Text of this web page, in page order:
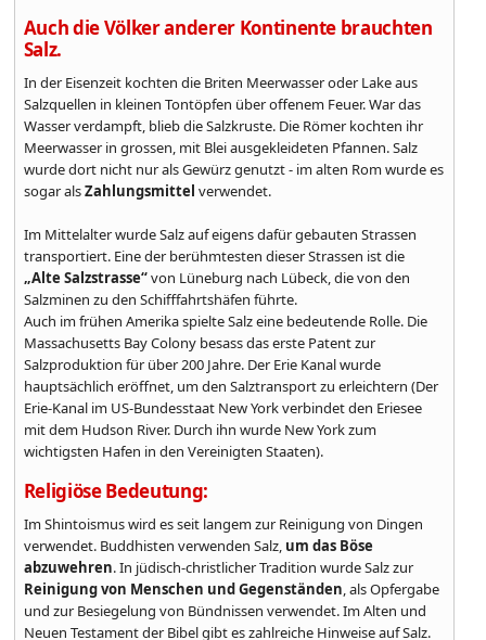
Auch die Völker anderer Kontinente brauchten
Salz.
In der Eisenzeit kochten die Briten Meerwasser oder Lake aus
Salzquellen in kleinen Tontöpfen über offenem Feuer. War das
Wasser verdampft, blieb die Salzkruste. Die Römer kochten ihr
Meerwasser in grossen, mit Blei ausgekleideten Pfannen. Salz
wurde dort nicht nur als Gewürz genutzt - im alten Rom wurde es
sogar alsZahlungsmittel verwendet.
Im Mittelalter wurde Salz auf eigens dafür gebauten Strassen
transportiert. Eine der berühmtesten dieser Strassen ist die
„Alte Salzstrasse“von Lüneburg nach Lübeck, die von den
Salzminen zu den Schifffahrtshäfen führte.
Auch im frühen Amerika spielte Salz eine bedeutende Rolle. Die
Massachusetts Bay Colony besass das erste Patent zur
Salzproduktion für über 200 Jahre. Der Erie Kanal wurde
hauptsächlich eröffnet, um den Salztransport zu erleichtern (Der
Erie-Kanal im US-Bundesstaat New York verbindet den Eriesee
mit dem Hudson River. Durch ihn wurde New York zum
wichtigsten Hafen in den Vereinigten Staaten).
Religiöse Bedeutung:
Im Shintoismus wird es seit langem zur Reinigung von Dingen
verwendet. Buddhisten verwenden Salz,um das Böse
abzuwehren. In jüdisch-christlicher Tradition wurde Salz zur
Reinigung von Menschen und Gegenständen, als Opfergabe
und zur Besiegelung von Bündnissen verwendet. Im Alten und
Neuen Testament der Bibel gibt es zahlreiche Hinweise auf Salz.